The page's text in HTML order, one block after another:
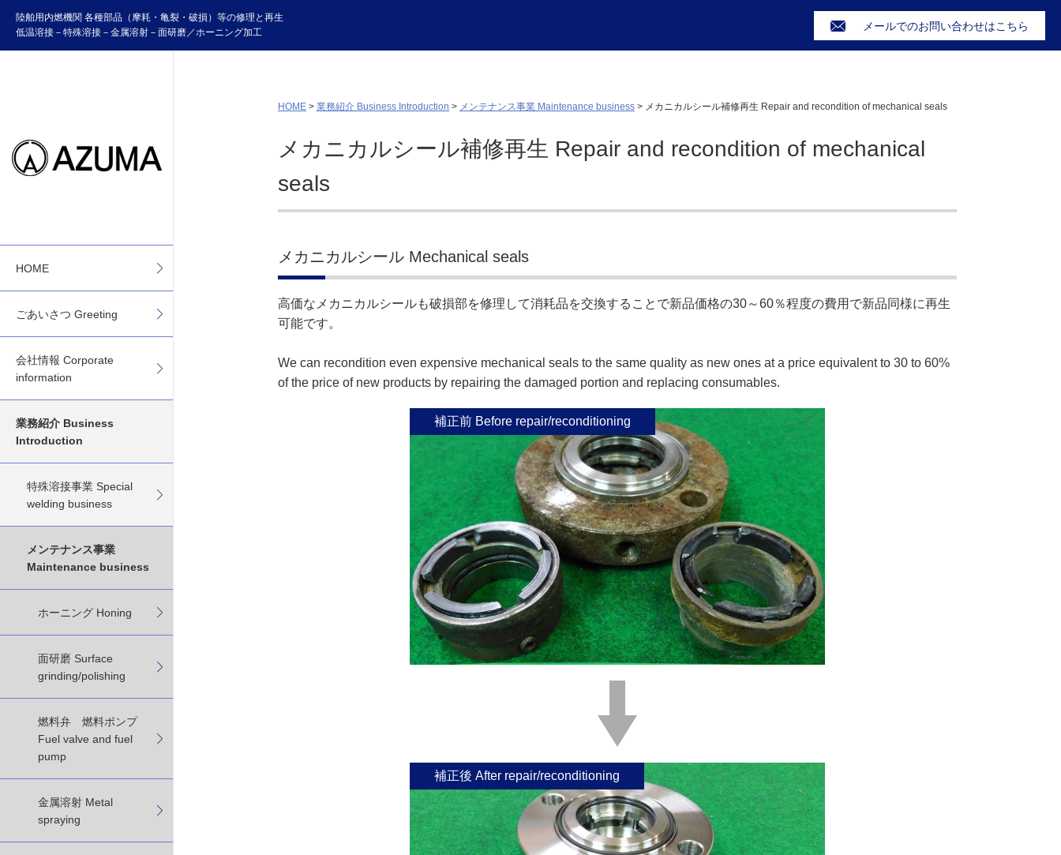
陸舶用内燃機関 各種部品（摩耗・亀裂・破損）等の修理と再生
低温溶接－特殊溶接－金属溶射－面研磨／ホーニング加工
メールでのお問い合わせはこちら
HOME
ごあいさつ Greeting
会社情報 Corporate
information
業務紹介 Business
Introduction
特殊溶接事業 Special
welding business
メンテナンス事業
Maintenance business
ホーニング Honing
面研磨 Surface
grinding/polishing
燃料弁 燃料ポンプ
Fuel valve and fuel
pump
金属溶射 Metal
spraying
HOME > 業務紹介 Business Introduction > メンテナンス事業 Maintenance business > メカニカルシール補修再生 Repair and recondition of mechanical seals
メカニカルシール補修再生 Repair and recondition of mechanical
seals
メカニカルシール Mechanical seals
高価なメカニカルシールも破損部を修理して消耗品を交換することで新品価格の30～60％程度の費用で新品同様に再生
可能です。
We can recondition even expensive mechanical seals to the same quality as new ones at a price equivalent to 30 to 60%
of the price of new products by repairing the damaged portion and replacing consumables.
補正前 Before repair/reconditioning
補正後 After repair/reconditioning